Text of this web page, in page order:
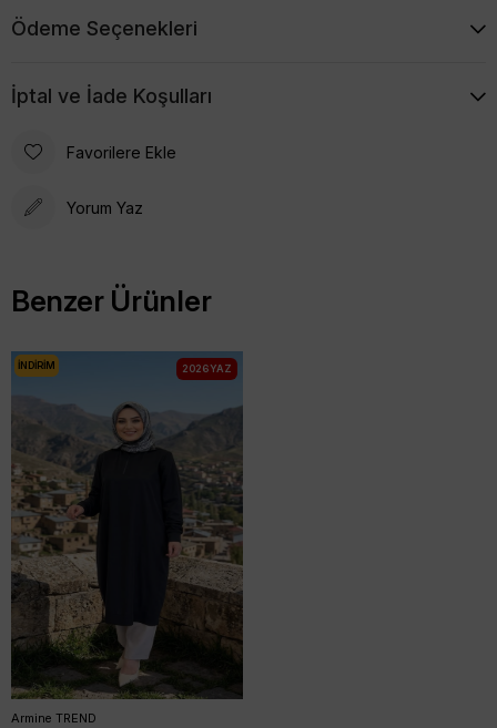
Ödeme Seçenekleri
İptal ve İade Koşulları
Favorilere Ekle
Yorum Yaz
Benzer Ürünler
Armine TREND
İNDIRIM 2026 YAZ